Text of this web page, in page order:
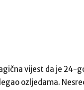
vijest da je 24-
ozljedama.